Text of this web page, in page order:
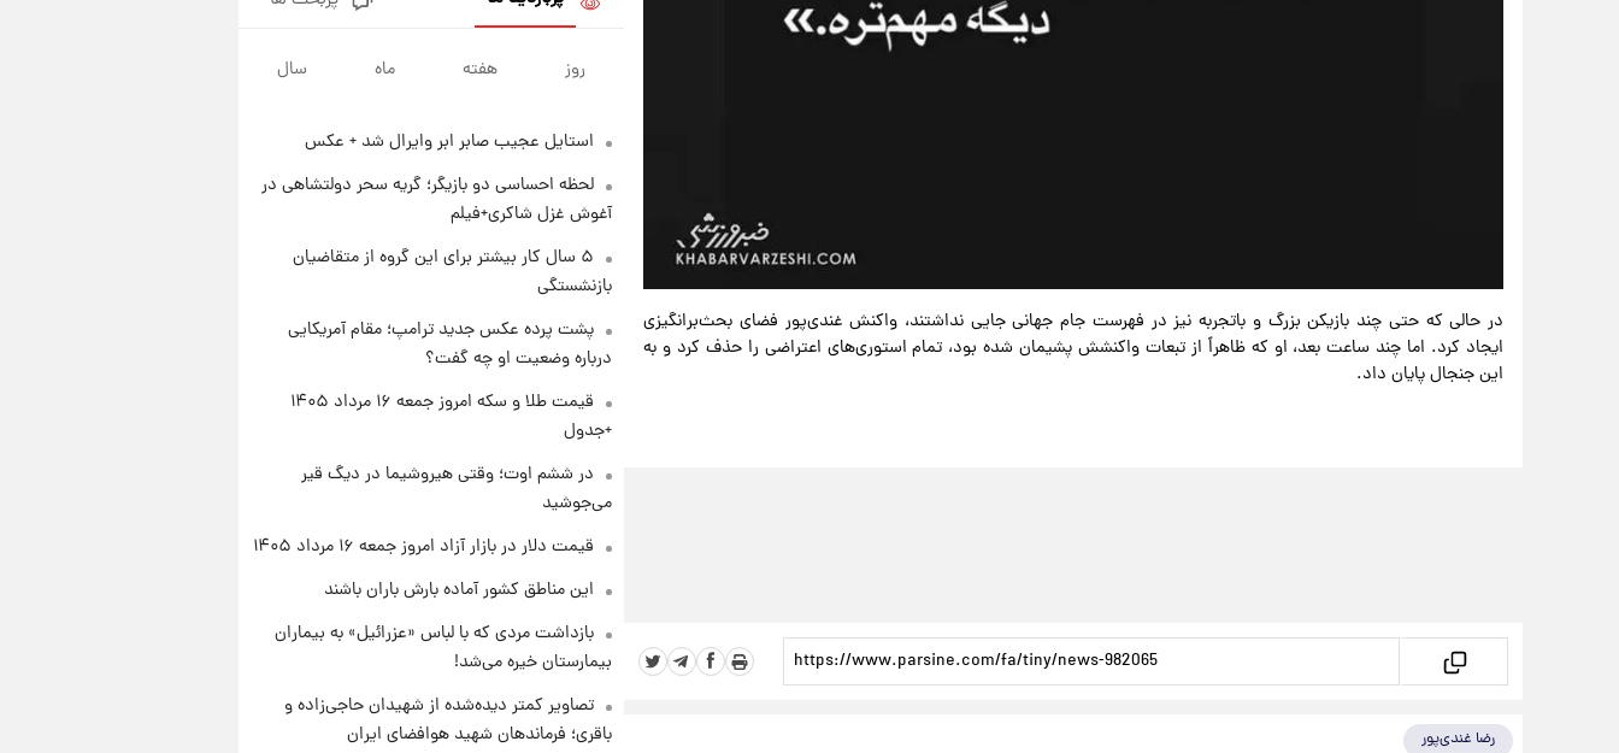
در حالی که حتی چند بازیکن بزرگ و باتجربه نیز در فهرست جام جهانی جایی نداشتند، واکنش غندی‌پور فضای بحث‌برانگیزی
ایجاد کرد. اما چند ساعت بعد، او که ظاهراً از تبعات واکنشش پشیمان شده بود، تمام استوری‌های اعتراضی را حذف کرد و به
این جنجال پایان داد.
رضا غندی‌پور
جزئیات فعال‌سازی «کیف پول
ایران» اعلام شد+فیلم
۱ روز پیش
۱۵ مرداد ۱۴۰۵ +جدول
قیمت طلا و سکه امروز پنجشنبه
۱۵ مرداد ۱۴۰۵
شارژ جدید کالابرگ برای سه
روز هفته ماه سال
استایل عجیب صابر ابر وایرال شد + عکس
لحظه احساسی دو بازیگر؛ گریه سحر دولتشاهی در
آغوش غزل شاکری+فیلم
۵ سال کار بیشتر برای این گروه از متقاضیان
بازنشستگی
پشت پرده عکس جدید ترامپ؛ مقام آمریکایی
درباره وضعیت او چه گفت؟
قیمت طلا و سکه امروز جمعه ۱۶ مرداد ۱۴۰۵
+جدول
در ششم اوت؛ وقتی هیروشیما در دیگ قیر
می‌جوشید
قیمت دلار در بازار آزاد امروز جمعه ۱۶ مرداد ۱۴۰۵
این مناطق کشور آماده بارش باران باشند
بازداشت مردی که با لباس «عزرائیل» به بیماران
بیمارستان خیره می‌شد!
تصاویر کمتر دیده‌شده از شهیدان حاجی‌زاده و
باقری؛ فرماندهان شهید هوافضای ایران